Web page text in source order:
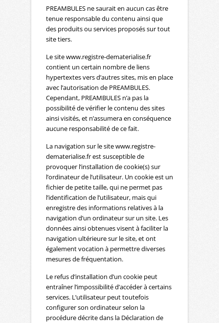
PREAMBULES ne saurait en aucun cas être
tenue responsable du contenu ainsi que
des produits ou services proposés sur tout
site tiers.
Le site www.registre-dematerialise.fr
contient un certain nombre de liens
hypertextes vers d’autres sites, mis en place
avec l’autorisation de PREAMBULES.
Cependant, PREAMBULES n’a pas la
possibilité de vérifier le contenu des sites
ainsi visités, et n’assumera en conséquence
aucune responsabilité de ce fait.
La navigation sur le site www.registre-
dematerialise.fr est susceptible de
provoquer l’installation de cookie(s) sur
l’ordinateur de l’utilisateur. Un cookie est un
fichier de petite taille, qui ne permet pas
l’identification de l’utilisateur, mais qui
enregistre des informations relatives à la
navigation d’un ordinateur sur un site. Les
données ainsi obtenues visent à faciliter la
navigation ultérieure sur le site, et ont
également vocation à permettre diverses
mesures de fréquentation.
Le refus d’installation d’un cookie peut
entraîner l’impossibilité d’accéder à certains
services. L’utilisateur peut toutefois
configurer son ordinateur selon la
procédure décrite dans la Déclaration de